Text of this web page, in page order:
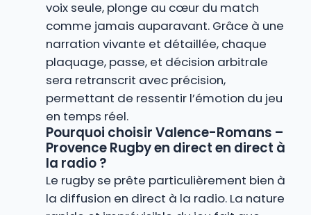
voix seule, plonge au cœur du match
comme jamais auparavant. Grâce à une
narration vivante et détaillée, chaque
plaquage, passe, et décision arbitrale
sera retranscrit avec précision,
permettant de ressentir l’émotion du jeu
en temps réel.
Pourquoi choisir Valence-Romans –
Provence Rugby en direct en direct à
la radio ?
Le rugby se prête particulièrement bien à
la diffusion en direct à la radio. La nature